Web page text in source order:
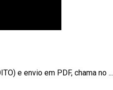
e envio em PDF, chama no ...